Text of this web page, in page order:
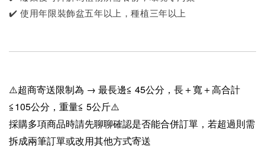
✔️ 使用年限裝飾盆五年以上，種植三年以上
⚠️超商寄送限制為 → 最長邊≦ 45公分，長＋寬＋高合計
≦105公分，重量≦ 5公斤⚠️
採購多項商品時請先聊聊確認是否能合併訂單，若超過則需
拆成兩筆訂單或改用其他方式寄送